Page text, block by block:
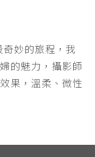
妙的旅程，我
的魅力，攝影師
果，溫柔、微性